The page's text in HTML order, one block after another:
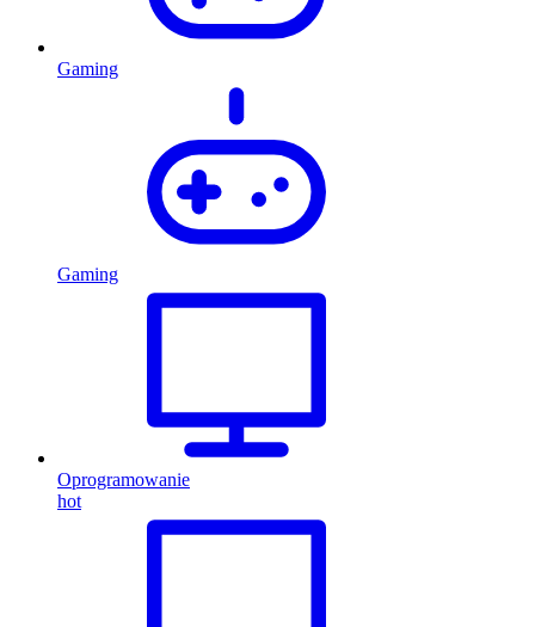
Gaming
Gaming
Oprogramowanie
hot